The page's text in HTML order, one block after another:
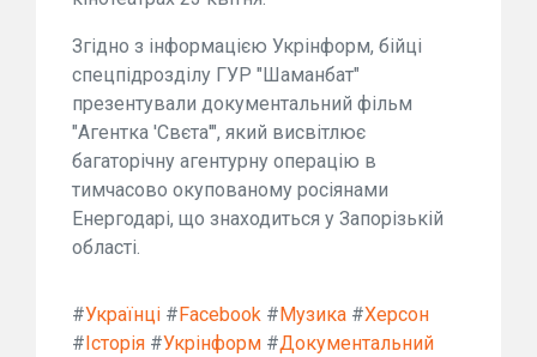
Згідно з інформацією Укрінформ, бійці
спецпідрозділу ГУР "Шаманбат"
презентували документальний фільм
"Агентка 'Свєта'", який висвітлює
багаторічну агентурну операцію в
тимчасово окупованому росіянами
Енергодарі, що знаходиться у Запорізькій
області.
#Українці # Facebook # Музика #Херсон
# Історія #Укрінформ #Документальний